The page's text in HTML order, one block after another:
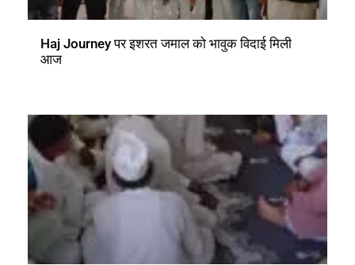
Haj Journey पर इशरत जमाल को भावुक विदाई मिली
आज